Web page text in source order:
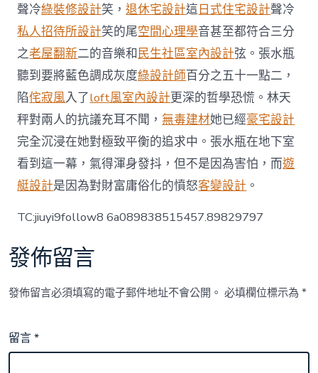
聲冷綠裝修設計笑，退休宅設計這日式住宅設計聲冷
私人招待所設計笑的尾空間心理學音甚至都符合三分
之老屋翻新二的音樂和民生社區室內設計弦。張水瓶
聽到要將藍色調成灰度綠設計師百分之五十一點二，
陷侘寂風入了loft風室內設計更深的哲學恐慌。林天
秤對兩人的抗議充耳不聞，無毒建材她已經豪宅設計
完全沉浸在她對極致平衡的追求中。張水瓶在地下室
看到這一幕，氣得渾身發抖，但不是因為害怕，而遊
艇設計是因為對財富庸俗化的憤怒客變設計 。
TC:jiuyi9follow8 6a089838515457.89829797
發佈留言
發佈留言必須填寫的電子郵件地址不會公開。 必填欄位標示為*
留言*